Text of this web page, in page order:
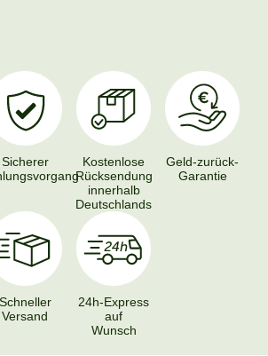
Sicherer
Kostenlose
Rücksendung
innerhalb
Deutschlands
Geld-zurück-
Garantie
Schneller
Versand
24h-Express
auf
Wunsch